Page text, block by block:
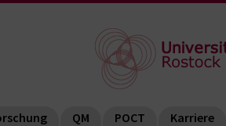
QM POCT Karriere